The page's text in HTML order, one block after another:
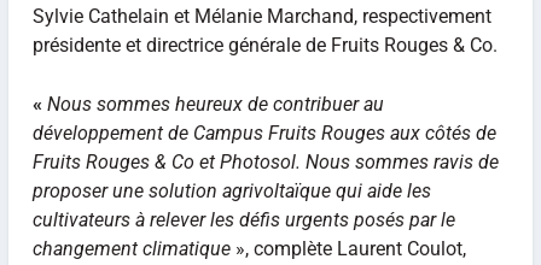
Sylvie Cathelain et Mélanie Marchand, respectivement
présidente et directrice générale de Fruits Rouges & Co.
« Nous sommes heureux de contribuer au
développement de Campus Fruits Rouges aux côtés de
Fruits Rouges & Co et Photosol. Nous sommes ravis de
proposer une solution agrivoltaïque qui aide les
cultivateurs à relever les défis urgents posés par le
changement climatique », complète Laurent Coulot,